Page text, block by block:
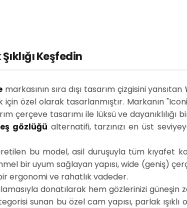
Keşfedin
markasının sıra dışı tasarım çizgisini yansıtan
özel olarak tasarlanmıştır. Markanın
çerçeve tasarımı ile lüksü ve dayanıklılığı
gözlüğü alternatifi, tarzınızı en üst
bu model, asil duruşuyla tüm kıyafet
bir uyum sağlayan yapısı, wide (geniş)
ergonomi ve rahatlık vadeder.
donatılarak hem gözlerinizi güneşin
sunan bu özel cam yapısı, parlak